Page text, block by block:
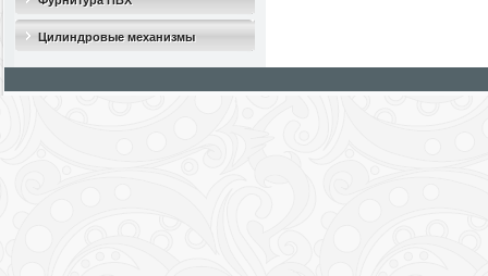
Цилиндровые механизмы